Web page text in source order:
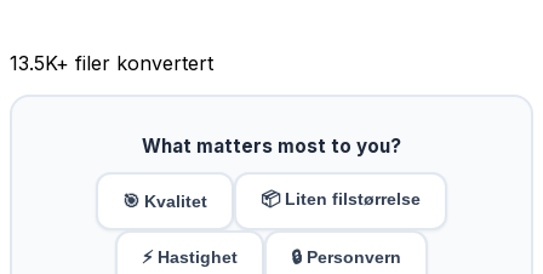
13.5K+ filer konvertert
What matters most to you?
🎯 Kvalitet 📦 Liten filstørrelse
⚡ Hastighet 🔒 Personvern